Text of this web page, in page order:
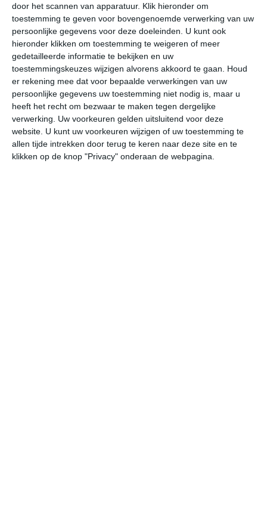
door het scannen van apparatuur. Klik hieronder om
toestemming te geven voor bovengenoemde verwerking van uw
persoonlijke gegevens voor deze doeleinden. U kunt ook
hieronder klikken om toestemming te weigeren of meer
gedetailleerde informatie te bekijken en uw
toestemmingskeuzes wijzigen alvorens akkoord te gaan.
Houd
er rekening mee dat voor bepaalde verwerkingen van uw
persoonlijke gegevens uw toestemming niet nodig is, maar u
heeft het recht om bezwaar te maken tegen dergelijke
verwerking. Uw voorkeuren gelden uitsluitend voor deze
website. U kunt uw voorkeuren wijzigen of uw toestemming te
allen tijde intrekken door terug te keren naar deze site en te
klikken op de knop "Privacy" onderaan de webpagina.
27° 25° 12° 30° 11°
17°C 25°C 27°C
08:00 11:00 14:00 17:00 20:00
08:00 11:00 14:00 17:00 20:00